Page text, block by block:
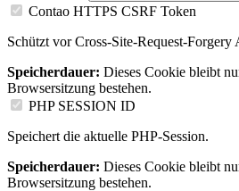
Contao HTTPS CSRF Token
Schützt vor Cross-Site-Request-Forgery
Speicherdauer: Dieses Cookie bleibt
Browsersitzung bestehen.
PHP SESSION ID
Speichert die aktuelle PHP-Session.
Speicherdauer: Dieses Cookie bleibt
Browsersitzung bestehen.